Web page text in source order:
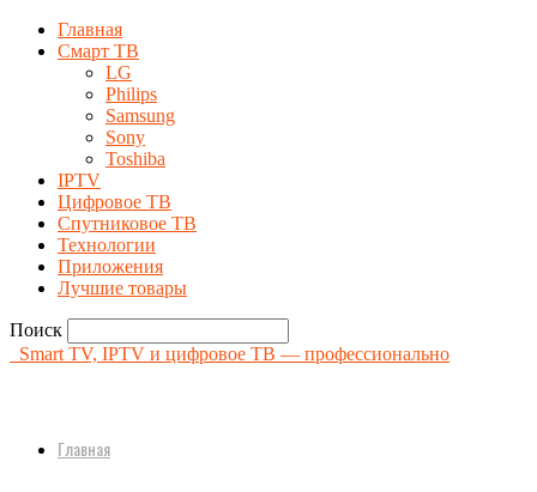
Главная
Смарт ТВ
LG
Philips
Samsung
Sony
Toshiba
IPTV
Цифровое ТВ
Спутниковое ТВ
Технологии
Приложения
Лучшие товары
Поиск
Smart TV, IPTV и цифровое ТВ — профессионально
Главная